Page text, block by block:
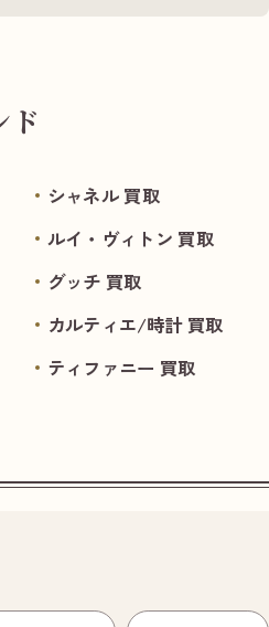
ド
シャネル 買取
ルイ・ヴィトン 買取
グッチ 買取
カルティエ/時計 買取
ティファニー 買取